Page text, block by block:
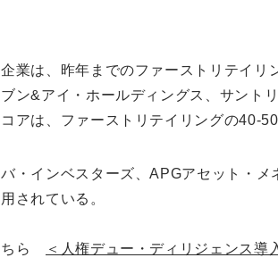
業は、昨年までのファーストリテイ
ン&アイ・ホールディングス、サント
アは、ファーストリテイリングの40-
・インベスターズ、APGアセット・
されている。
ちら ＜人権デュー・ディリジェンス導